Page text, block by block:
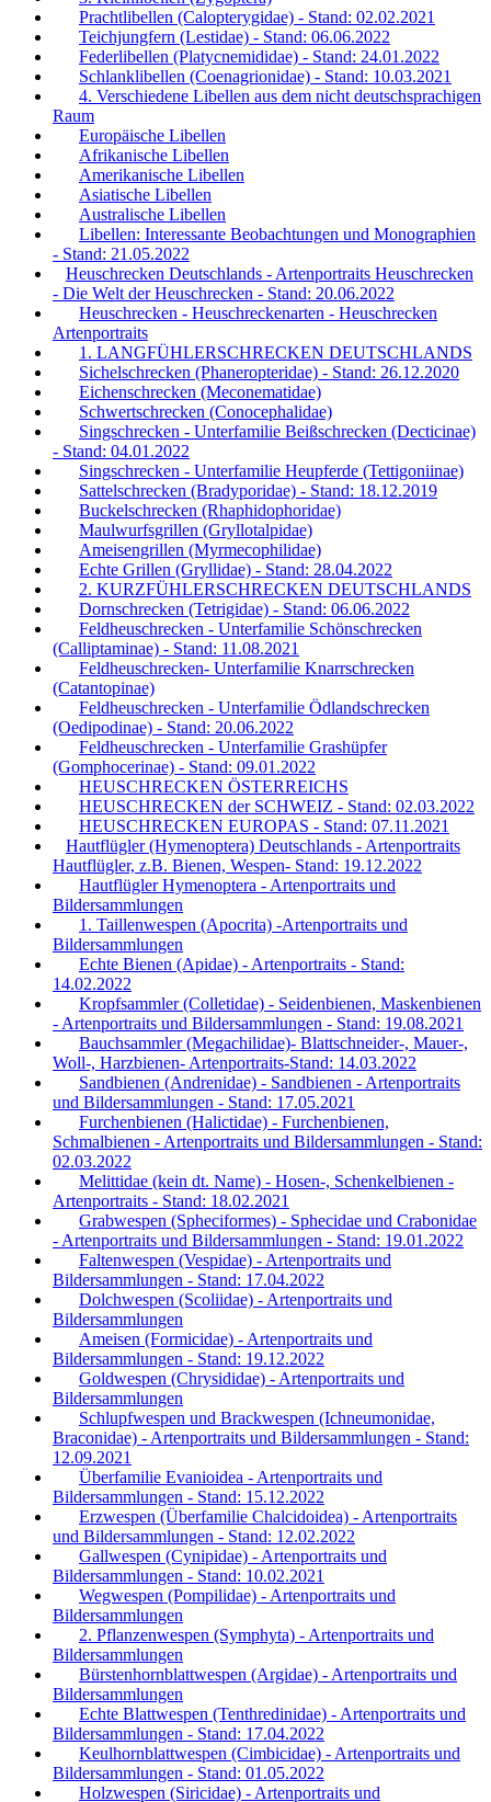
Prachtlibellen (Calopterygidae) - Stand: 02.02.2021
Teichjungfern (Lestidae) - Stand: 06.06.2022
Federlibellen (Platycnemididae) - Stand: 24.01.2022
Schlanklibellen (Coenagrionidae) - Stand: 10.03.2021
4. Verschiedene Libellen aus dem nicht deutschsprachigen
Raum
Europäische Libellen
Afrikanische Libellen
Amerikanische Libellen
Asiatische Libellen
Australische Libellen
Libellen: Interessante Beobachtungen und Monographien
- Stand: 21.05.2022
Heuschrecken Deutschlands - Artenportraits Heuschrecken
- Die Welt der Heuschrecken - Stand: 20.06.2022
Heuschrecken - Heuschreckenarten - Heuschrecken
Artenportraits
1. LANGFÜHLERSCHRECKEN DEUTSCHLANDS
Sichelschrecken (Phaneropteridae) - Stand: 26.12.2020
Eichenschrecken (Meconematidae)
Schwertschrecken (Conocephalidae)
Singschrecken - Unterfamilie Beißschrecken (Decticinae)
- Stand: 04.01.2022
Singschrecken - Unterfamilie Heupferde (Tettigoniinae)
Sattelschrecken (Bradyporidae) - Stand: 18.12.2019
Buckelschrecken (Rhaphidophoridae)
Maulwurfsgrillen (Gryllotalpidae)
Ameisengrillen (Myrmecophilidae)
Echte Grillen (Gryllidae) - Stand: 28.04.2022
2. KURZFÜHLERSCHRECKEN DEUTSCHLANDS
Dornschrecken (Tetrigidae) - Stand: 06.06.2022
Feldheuschrecken - Unterfamilie Schönschrecken
(Calliptaminae) - Stand: 11.08.2021
Feldheuschrecken- Unterfamilie Knarrschrecken
(Catantopinae)
Feldheuschrecken - Unterfamilie Ödlandschrecken
(Oedipodinae) - Stand: 20.06.2022
Feldheuschrecken - Unterfamilie Grashüpfer
(Gomphocerinae) - Stand: 09.01.2022
HEUSCHRECKEN ÖSTERREICHS
HEUSCHRECKEN der SCHWEIZ - Stand: 02.03.2022
HEUSCHRECKEN EUROPAS - Stand: 07.11.2021
Hautflügler (Hymenoptera) Deutschlands - Artenportraits
Hautflügler, z.B. Bienen, Wespen- Stand: 19.12.2022
Hautflügler Hymenoptera - Artenportraits und
Bildersammlungen
1. Taillenwespen (Apocrita) -Artenportraits und
Bildersammlungen
Echte Bienen (Apidae) - Artenportraits - Stand:
14.02.2022
Kropfsammler (Colletidae) - Seidenbienen, Maskenbienen
- Artenportraits und Bildersammlungen - Stand: 19.08.2021
Bauchsammler (Megachilidae)- Blattschneider-, Mauer-,
Woll-, Harzbienen- Artenportraits-Stand: 14.03.2022
Sandbienen (Andrenidae) - Sandbienen - Artenportraits
und Bildersammlungen - Stand: 17.05.2021
Furchenbienen (Halictidae) - Furchenbienen,
Schmalbienen - Artenportraits und Bildersammlungen - Stand:
02.03.2022
Melittidae (kein dt. Name) - Hosen-, Schenkelbienen -
Artenportraits - Stand: 18.02.2021
Grabwespen (Spheciformes) - Sphecidae und Crabonidae
- Artenportraits und Bildersammlungen - Stand: 19.01.2022
Faltenwespen (Vespidae) - Artenportraits und
Bildersammlungen - Stand: 17.04.2022
Dolchwespen (Scoliidae) - Artenportraits und
Bildersammlungen
Ameisen (Formicidae) - Artenportraits und
Bildersammlungen - Stand: 19.12.2022
Goldwespen (Chrysididae) - Artenportraits und
Bildersammlungen
Schlupfwespen und Brackwespen (Ichneumonidae,
Braconidae) - Artenportraits und Bildersammlungen - Stand:
12.09.2021
Überfamilie Evanioidea - Artenportraits und
Bildersammlungen - Stand: 15.12.2022
Erzwespen (Überfamilie Chalcidoidea) - Artenportraits
und Bildersammlungen - Stand: 12.02.2022
Gallwespen (Cynipidae) - Artenportraits und
Bildersammlungen - Stand: 10.02.2021
Wegwespen (Pompilidae) - Artenportraits und
Bildersammlungen
2. Pflanzenwespen (Symphyta) - Artenportraits und
Bildersammlungen
Bürstenhornblattwespen (Argidae) - Artenportraits und
Bildersammlungen
Echte Blattwespen (Tenthredinidae) - Artenportraits und
Bildersammlungen - Stand: 17.04.2022
Keulhornblattwespen (Cimbicidae) - Artenportraits und
Bildersammlungen - Stand: 01.05.2022
Holzwespen (Siricidae) - Artenportraits und